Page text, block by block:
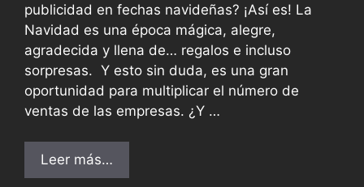
publicidad en fechas navideñas? ¡Así es! La
Navidad es una época mágica, alegre,
agradecida y llena de… regalos e incluso
sorpresas. Y esto sin duda, es una gran
oportunidad para multiplicar el número de
ventas de las empresas. ¿Y …
Leer más…